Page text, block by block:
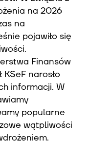
na 2026
na
pojawiło się
Finansów
KSeF narosło
informacji. W
popularne
wątpliwości